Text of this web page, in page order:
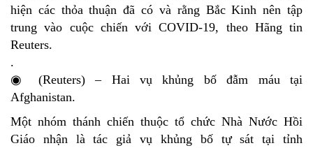
hiện các thỏa thuận đã có và rằng Bắc Kinh nên tập
trung vào cuộc chiến với COVID-19, theo Hãng tin
Reuters.
.
◉ (Reuters) – Hai vụ khủng bố đẫm máu tại
Afghanistan.
Một nhóm thánh chiến thuộc tổ chức Nhà Nước Hồi
Giáo nhận là tác giả vụ khủng bố tự sát tại tỉnh